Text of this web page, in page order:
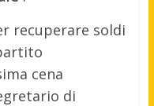
recuperare soldi
cena
di